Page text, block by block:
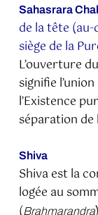
Sahasrara
de la tête (au-
siège de la
L’ouverture
signifie
l’Existence
séparation de
Shiva
Shiva est la
logée au
Brahmarandra